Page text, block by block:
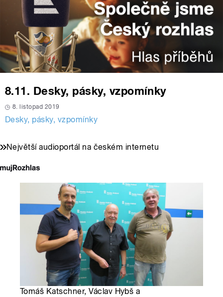
8.11. Desky, pásky, vzpomínky
8. listopad 2019
Desky, pásky, vzpomínky
Největší audioportál na českém internetu
Tomáš Katschner, Václav Hybš a